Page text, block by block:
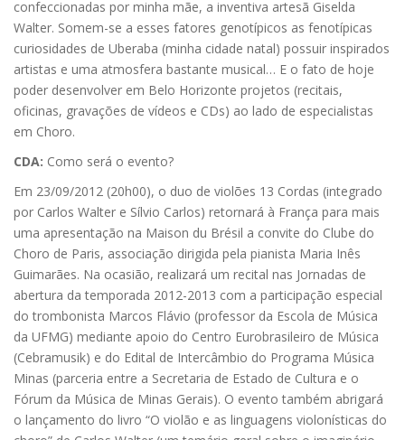
confeccionadas por minha mãe, a inventiva artesã Giselda
Walter. Somem-se a esses fatores genotípicos as fenotípicas
curiosidades de Uberaba (minha cidade natal) possuir inspirados
artistas e uma atmosfera bastante musical… E o fato de hoje
poder desenvolver em Belo Horizonte projetos (recitais,
oficinas, gravações de vídeos e CDs) ao lado de especialistas
em Choro.
CDA: Como será o evento?
Em 23/09/2012 (20h00), o duo de violões 13 Cordas (integrado
por Carlos Walter e Sílvio Carlos) retornará à França para mais
uma apresentação na Maison du Brésil a convite do Clube do
Choro de Paris, associação dirigida pela pianista Maria Inês
Guimarães. Na ocasião, realizará um recital nas Jornadas de
abertura da temporada 2012-2013 com a participação especial
do trombonista Marcos Flávio (professor da Escola de Música
da UFMG) mediante apoio do Centro Eurobrasileiro de Música
(Cebramusik) e do Edital de Intercâmbio do Programa Música
Minas (parceria entre a Secretaria de Estado de Cultura e o
Fórum da Música de Minas Gerais). O evento também abrigará
o lançamento do livro “O violão e as linguagens violonísticas do